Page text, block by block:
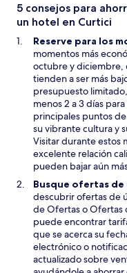
u
n
n
u
e
v
a
v
e
n
t
a
n
a
5 consejos para
un hotel en Curtici
Reserve para los
momentos más
octubre y diciembre,
tienden a ser más
presupuesto
menos 2 a 3 días
principales puntos
su vibrante cultura y
Visitar durante estos
excelente relación
pueden bajar aún
Busque ofertas de
descubrir ofertas de
de Ofertas o Ofertas
puede encontrar
que se acerca su
electrónico o
actualizado sobre